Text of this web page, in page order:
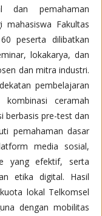
dan pemahaman
Fakultas
peserta dilibatkan
lokakarya, dan
dan mitra industri.
pembelajaran
kombinasi ceramah
berbasis pre-test dan
pemahaman dasar
media sosial,
yang efektif, serta
etika digital. Hasil
lokal Telkomsel
dengan mobilitas